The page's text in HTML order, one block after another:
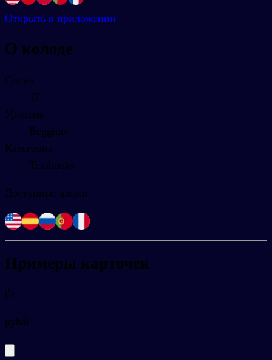
Открыть в приложении
О колоде
Слова
17
Уровень
Begginer
Категория
Textbooks
Доступные языки
Примеры карточек
白
pybái